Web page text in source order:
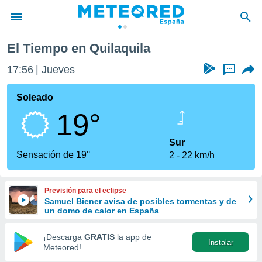
de
por
que se
calidad.
a este
las
y
forma
digital
basada
El Tiempo en Quilaquila
17:56 Jueves ...
Soleado
19°
Sensación de 19°
Sur
2
22 km/h
Previsión para el eclipse
Samuel Biener avisa de posibles tormentas y de
un domo de calor en España
¡Descarga GRATIS la app de
Meteored!
Instalar